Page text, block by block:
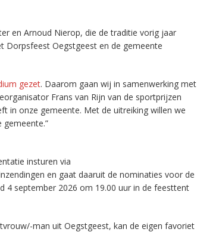
en Arnoud Nierop, die de traditie vorig jaar
Dorpsfeest Oegstgeest en de gemeente
gezet. Daarom gaan wij in samenwerking met
Frans van Rijn van de sportprijzen
in onze gemeente. Met de uitreiking willen we
insturen via
en gaat daaruit de nominaties voor de
4 september 2026 om 19.00 uur in de feesttent
man uit Oegstgeest, kan de eigen favoriet